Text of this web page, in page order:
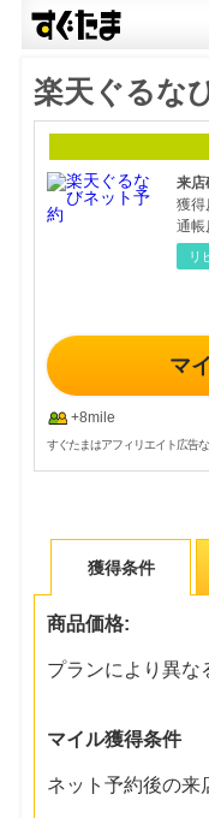
楽天ぐるな
来店
獲得
通帳
リ
マ
+8mile
すぐたまはアフィリエイト広告
獲得条件
商品価格:
プランにより異な
マイル獲得条件
ネット予約後の来